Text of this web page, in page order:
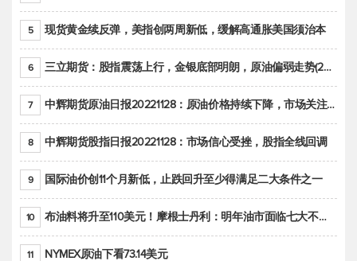
5 现货黄金续反弹，美指创两周新低，缓解高通胀美国须治本
6 三立期货：股指震荡上行，金银底部明朗，原油偏弱走势(20221128收评)
7 中辉期货原油日报20221128：原油价格持续下降，市场关注OPEC+新一轮产能政策
8 中辉期货股指日报20221128：市场信心受挫，股指全线回调
9 国际油价创11个月新低，止跌回升至少得满足二大条件之一
10 布油料将升至110美元！摩根士丹利：明年油市面临七大不确定性
11 NYMEX原油下看73.14美元